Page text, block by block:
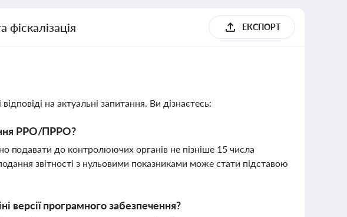
ЕКСПОРТ
на актуальні запитання. Ви дізнаєтесь:
РРО/ПРРО?
подавати до контролюючих органів не пізніше 15 числа
звітності з нульовими показниками може стати підставою
версії програмного забезпечення?